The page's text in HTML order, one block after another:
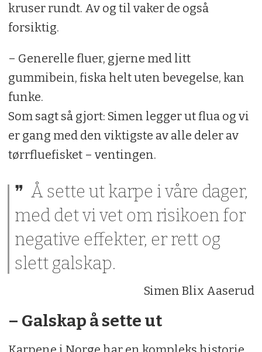
kruser rundt. Av og til vaker de også
forsiktig.
– Generelle fluer, gjerne med litt
gummibein, fiska helt uten bevegelse, kan
funke.
Som sagt så gjort: Simen legger ut flua og vi
er gang med den viktigste av alle deler av
tørrfluefisket – ventingen.
Å sette ut karpe i våre dager,
med det vi vet om risikoen for
negative effekter, er rett og
slett galskap.
Simen Blix Aaserud
– Galskap å sette ut